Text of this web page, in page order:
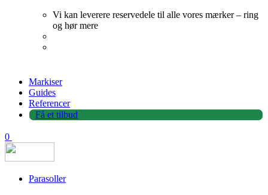
Vi kan leverere reservedele til alle vores mærker – ring
og hør mere
Markiser
Guides
Referencer
Få et tilbud
0
Parasoller